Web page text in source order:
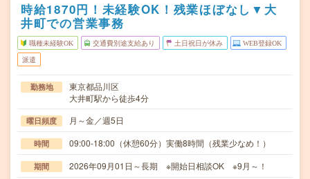
時給1870円！未経験OK！残業ほぼなし▼大
井町での営業事務
職種未経験OK 交通費別途支給あり 土日祝日が休み WEB登録OK
派遣
勤務地
東京都品川区
大井町駅から徒歩4分
曜日頻度 月～金／週5日
時間 09:00-18:00（休憩60分）実働8時間（残業少なめ！）
期間 2026年09月01日～長期 ※開始日相談OK ※9月～！